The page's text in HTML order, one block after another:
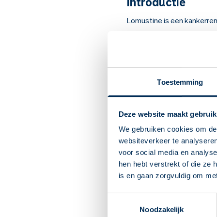
Toestemming
Deze website maakt
We gebruiken cookies om
websiteverkeer te
voor social media en
hen hebt verstrekt of die ze
is en gaan zorgvuldig om
Noodzakelijk
Lomustine is een
Belangrijk om te
Lomustine remt
Bij bepaalde vormen
De capsules heel
Vraag een
Bijwerkingen die u
Bijwerkingen die pas
bloedneuzen) en
Vraag advies wat u
Lomustine is zeer